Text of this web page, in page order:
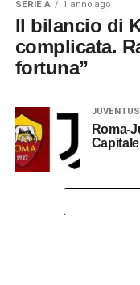
SERIE A 1 anno ago
Il bilancio di
complicata.
fortuna”
JUVENTUS
Roma-
Capitale